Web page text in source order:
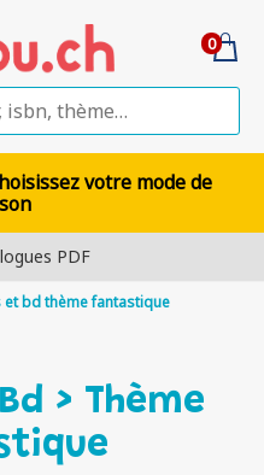
0
votre mode de
PDF
bd thème fantastique
> Thème